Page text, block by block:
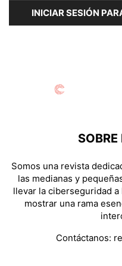
INICIAR SESIÓN
Somos una revista
las medianas y
llevar la ciberseguridad a
mostrar una rama
Contáctanos: